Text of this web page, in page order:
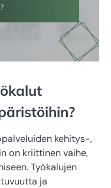
kehitys-,
on kriittinen vaihe,
Työkalujen
ja